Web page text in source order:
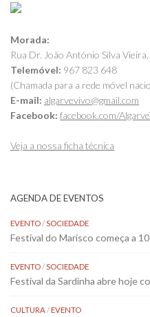
Morada:
Rua Dr. João António Silva
Telemóvel: 967 823 648
(Chamada para a rede móvel
E-mail: algarvevivo@gmail.com
Facebook: facebook.com/
Veja a nossa ficha técnica
AGENDA DE EVENTOS
EVENTO/SOCIEDADE
Festival do Marisco começa a
EVENTO/SOCIEDADE
Festival da Sardinha abre hoje
CULTURA/EVENTO